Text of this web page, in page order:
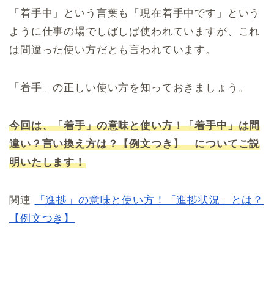
「着手中」という言葉も「現在着手中です」という
ように仕事の場でしばしば使われていますが、これ
は間違った使い方だとも言われています。
「着手」の正しい使い方を知っておきましょう。
今回は、「着手」の意味と使い方！「着手中」は間
違い？言い換え方は？【例文つき】 についてご説
明いたします！
関連
「進捗」の意味と使い方！「進捗状況」とは？
【例文つき】